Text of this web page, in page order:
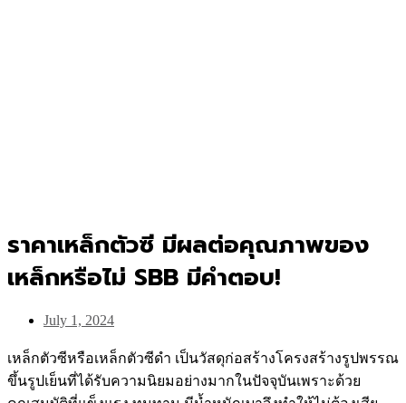
ราคาเหล็กตัวซี มีผลต่อคุณภาพของ
เหล็กหรือไม่ SBB มีคำตอบ!
July 1, 2024
เหล็กตัวซีหรือเหล็กตัวซีดำ เป็นวัสดุก่อสร้างโครงสร้างรูปพรรณ
ขึ้นรูปเย็นที่ได้รับความนิยมอย่างมากในปัจจุบันเพราะด้วย